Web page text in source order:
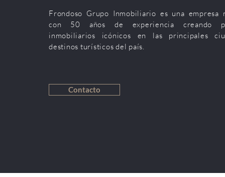
Frondoso Grupo Inmobiliario es una empresa
con 50 años de experiencia creando
inmobiliarios icónicos en las principales
destinos turísticos del país.
Contacto